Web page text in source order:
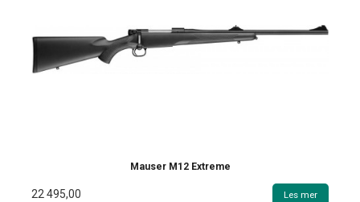
Mauser M12 Extreme
22 495,00 Les mer